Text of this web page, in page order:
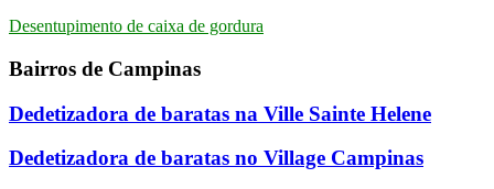
Desentupimento de caixa de gordura
Bairros de Campinas
Dedetizadora de baratas na Ville Sainte Helene
Dedetizadora de baratas no Village Campinas